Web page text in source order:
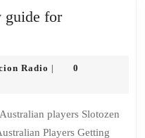
guide for
Radio |
0
Players Getting